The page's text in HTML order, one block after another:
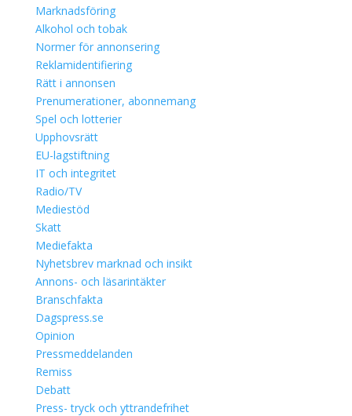
Marknadsföring
Alkohol och tobak
Normer för annonsering
Reklamidentifiering
Rätt i annonsen
Prenumerationer, abonnemang
Spel och lotterier
Upphovsrätt
EU-lagstiftning
IT och integritet
Radio/TV
Mediestöd
Skatt
Mediefakta
Nyhetsbrev marknad och insikt
Annons- och läsarintäkter
Branschfakta
Dagspress.se
Opinion
Pressmeddelanden
Remiss
Debatt
Press- tryck och yttrandefrihet